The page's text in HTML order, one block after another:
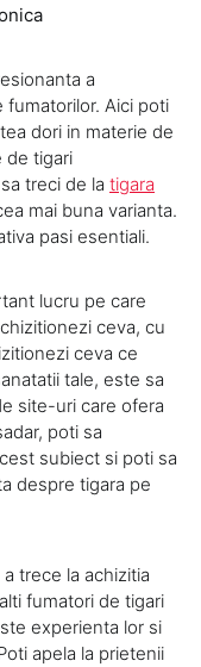
a
fumatorilor. Aici poti
dori in materie de
de tigari
treci de la tigara
mai buna varianta.
pasi esentiali.
lucru pe care
ceva, cu
ceva ce
tale, este sa
site-uri care ofera
poti sa
subiect si poti sa
despre tigara pe
trece la achizitia
fumatori de tigari
experienta lor si
apela la prietenii